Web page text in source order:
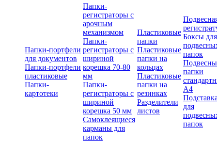
Папки-портфели
для документов
Папки-портфели
пластиковые
Папки-
картотеки
Папки-
регистраторы с
арочным
механизмом
Папки-
регистраторы с
шириной
корешка 70-80
мм
Папки-
регистраторы с
шириной
корешка 50 мм
Самоклеящиеся
карманы для
папок
Пластиковые
папки
Пластиковые
папки на
кольцах
Пластиковые
папки на
резинках
Разделители
листов
Боксы для
папок
папки
А4
для
папок